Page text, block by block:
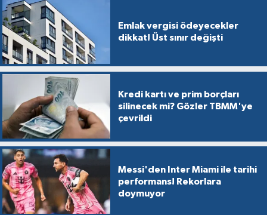
Emlak vergisi ödeyecekler
dikkat! Üst sınır değişti
Kredi kartı ve prim borçları
silinecek mi? Gözler TBMM'ye
çevrildi
Messi'den Inter Miami ile tarihi
performans! Rekorlara
doymuyor